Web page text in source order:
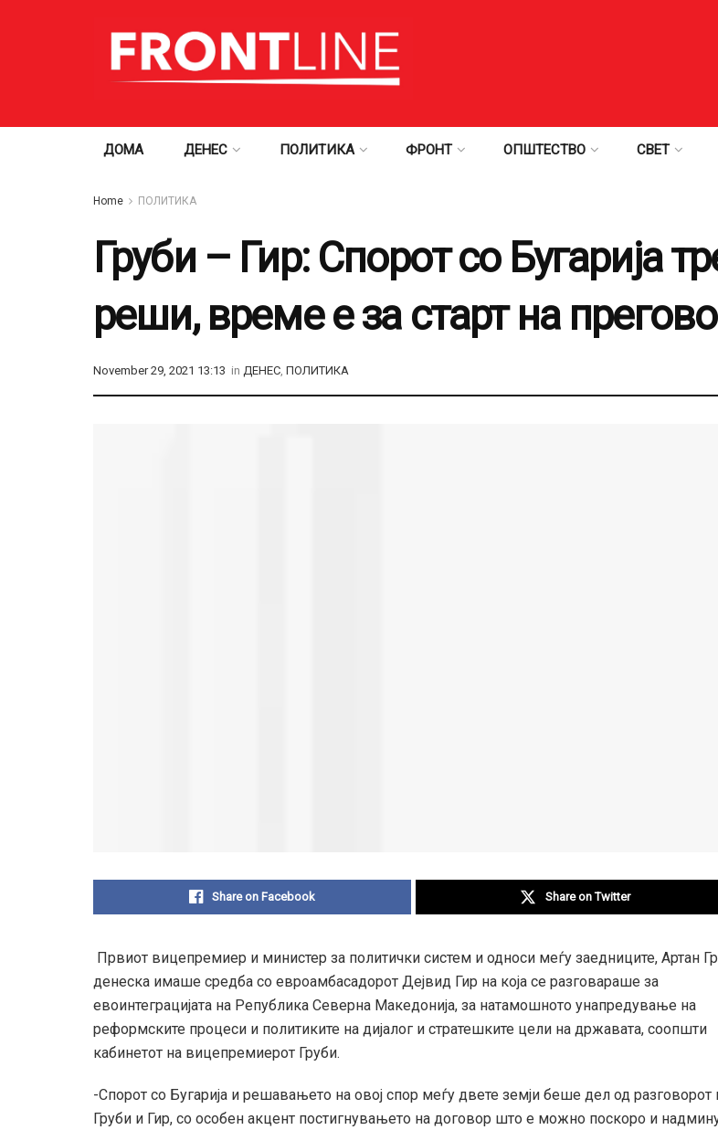
ДОМА ДЕНЕС ПОЛИТИКА ФРОНТ ОПШТЕСТВО СВЕТ
Home ПОЛИТИКА
Груби – Гир: Спорот со Бугарија
реши, време е за старт на
November 29, 2021 13:13 in ДЕНЕС, ПОЛИТИКА
Share on Facebook Share on Twitter
Првиот вицепремиер и министер за политички систем и односи меѓу заедниците, Артан
денеска имаше средба со евроамбасадорот Дејвид Гир на која се разговараше за
евоинтеграцијата на Република Северна Македонија, за натамошното унапредување на
реформските процеси и политиките на дијалог и стратешките цели на државата, соопшти
кабинетот на вицепремиерот Груби.
-Спорот со Бугарија и решавањето на овој спор меѓу двете земји беше дел од разговорот
Груби и Гир, со особен акцент постигнувањето на договор што е можно поскоро и